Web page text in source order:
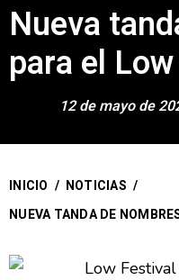
Nueva
para el
12 de mayo de
INICIO / NOTICIAS /
NUEVA TANDA DE